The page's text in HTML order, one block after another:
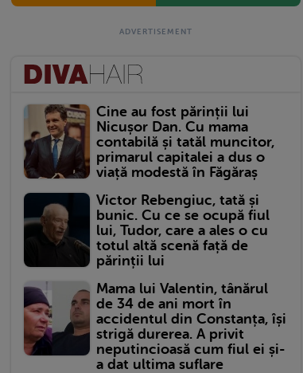
Cine au fost părinții lui
Nicușor Dan. Cu mama
contabilă și tatăl muncitor,
primarul capitalei a dus o
viață modestă în Făgăraș
Victor Rebengiuc, tată și
bunic. Cu ce se ocupă fiul
lui, Tudor, care a ales o cu
totul altă scenă față de
părinții lui
Mama lui Valentin, tânărul
de 34 de ani mort în
accidentul din Constanța, își
strigă durerea. A privit
neputincioasă cum fiul ei și-
a dat ultima suflare